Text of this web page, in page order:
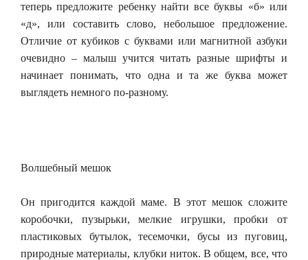
теперь предложите ребенку найти все буквы «б» или
«д», или составить слово, небольшое предложение.
Отличие от кубиков с буквами или магнитной азбуки
очевидно – малыш учится читать разные шрифты и
начинает понимать, что одна и та же буква может
выглядеть немного по-разному.
Волшебный мешок
Он пригодится каждой маме. В этот мешок сложите
коробочки, пузырьки, мелкие игрушки, пробки от
пластиковых бутылок, тесемочки, бусы из пуговиц,
природные материалы, клубки ниток. В общем, все, что